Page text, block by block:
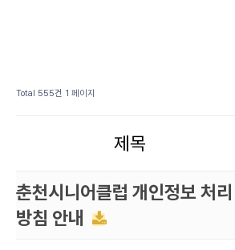
Total 555건 1 페이지
제목
춘천시니어클럽 개인정보 처리
방침 안내